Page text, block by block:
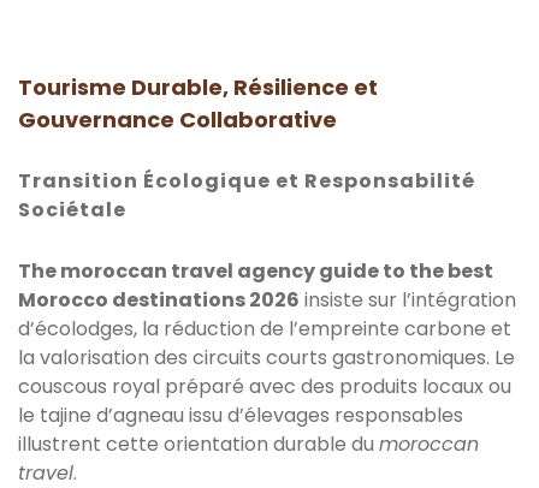
Tourisme Durable, Résilience et
Gouvernance Collaborative
Transition Écologique et Responsabilité
Sociétale
The moroccan travel agency guide to the best
Morocco destinations 2026 insiste sur l’intégration
d’écolodges, la réduction de l’empreinte carbone et
la valorisation des circuits courts gastronomiques. Le
couscous royal préparé avec des produits locaux ou
le tajine d’agneau issu d’élevages responsables
illustrent cette orientation durable du moroccan
travel.